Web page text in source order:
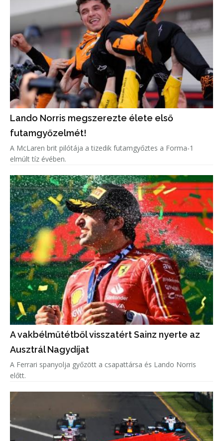
Lando Norris megszerezte élete első
futamgyőzelmét!
A McLaren brit pilótája a tizedik futamgyőztes a Forma-1
elmúlt tíz évében.
A vakbélműtétből visszatért Sainz nyerte az
Ausztrál Nagydíjat
A Ferrari spanyolja győzött a csapattársa és Lando Norris
előtt.